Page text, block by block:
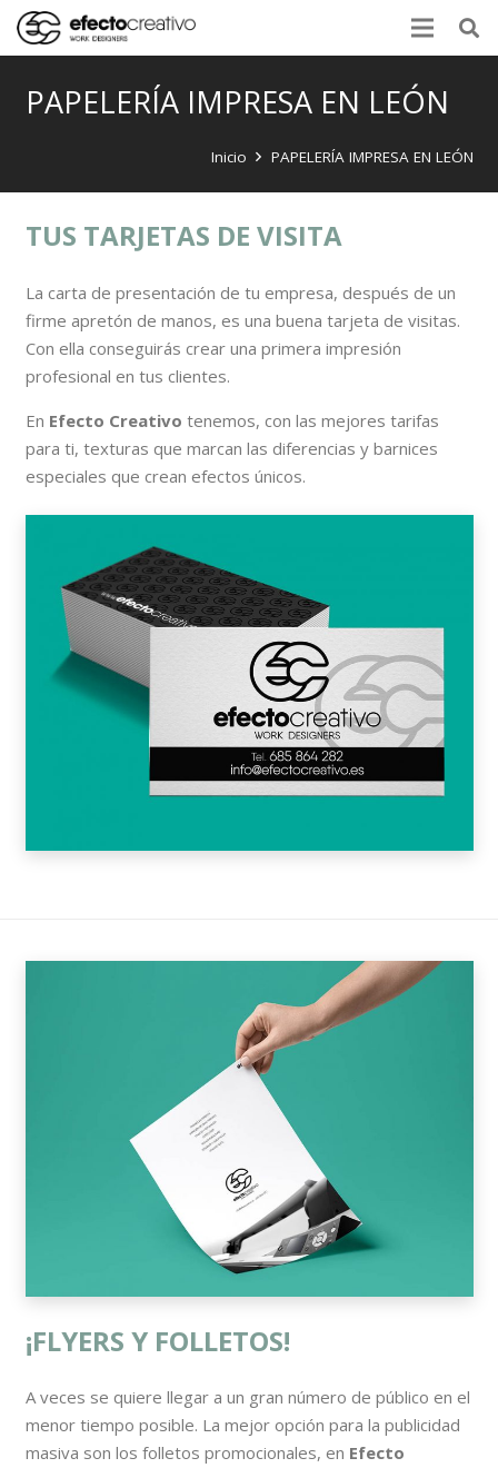
PAPELERÍA IMPRESA EN LEÓN
Inicio PAPELERÍA IMPRESA EN LEÓN
TUS TARJETAS DE VISITA
La carta de presentación de tu empresa, después de un
firme apretón de manos, es una buena tarjeta de visitas.
Con ella conseguirás crear una primera impresión
profesional en tus clientes.
En Efecto Creativo tenemos, con las mejores tarifas
para ti, texturas que marcan las diferencias y barnices
especiales que crean efectos únicos.
¡FLYERS Y FOLLETOS!
A veces se quiere llegar a un gran número de público en el
menor tiempo posible. La mejor opción para la publicidad
masiva son los folletos promocionales, en Efecto